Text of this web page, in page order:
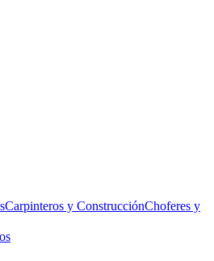
Carpinteros y ConstrucciónChoferes y